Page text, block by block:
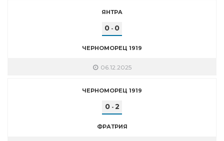
ЯНТРА
0 - 0
ЧЕРНОМОРЕЦ 1919
06.12.2025
ЧЕРНОМОРЕЦ 1919
0- 2
ФРАТРИЯ